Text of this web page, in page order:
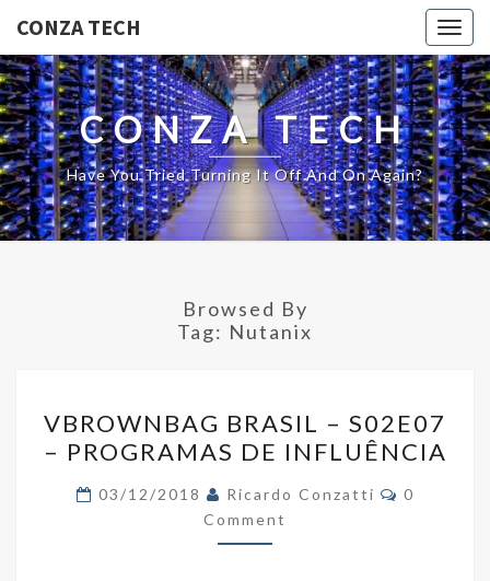
CONZA TECH
CONZA TECH
Have You Tried Turning It Off And On Again?
Browsed By
Tag: Nutanix
BRASIL
–
S02E07
–
PROGRAMAS
VBROWNBAG BRASIL – S02E07
– PROGRAMAS DE INFLUÊNCIA
03/12/2018 Ricardo Conzatti Comments
0
Comment